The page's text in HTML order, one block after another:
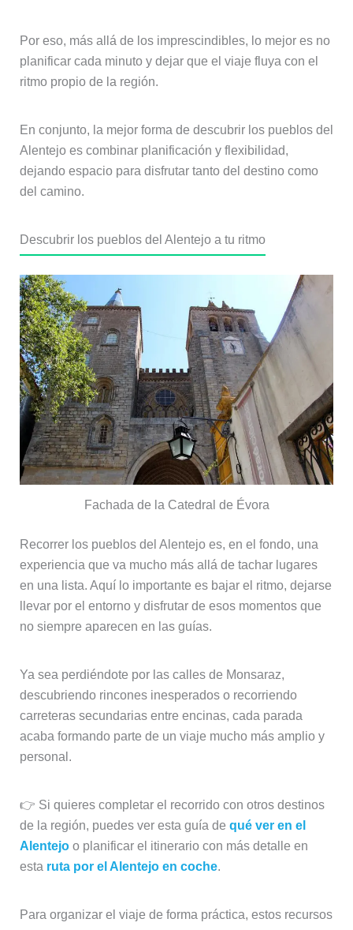
Por eso, más allá de los imprescindibles, lo mejor es no
planificar cada minuto y dejar que el viaje fluya con el
ritmo propio de la región.
En conjunto, la mejor forma de descubrir los pueblos del
Alentejo es combinar planificación y flexibilidad,
dejando espacio para disfrutar tanto del destino como
del camino.
Descubrir los pueblos del Alentejo a tu ritmo
Fachada de la Catedral de Évora
Recorrer los pueblos del Alentejo es, en el fondo, una
experiencia que va mucho más allá de tachar lugares
en una lista. Aquí lo importante es bajar el ritmo, dejarse
llevar por el entorno y disfrutar de esos momentos que
no siempre aparecen en las guías.
Ya sea perdiéndote por las calles de Monsaraz,
descubriendo rincones inesperados o recorriendo
carreteras secundarias entre encinas, cada parada
acaba formando parte de un viaje mucho más amplio y
personal.
👉 Si quieres completar el recorrido con otros destinos
de la región, puedes ver esta guía de qué ver en el
Alentejoo planificar el itinerario con más detalle en
esta ruta por el Alentejo en coche.
Para organizar el viaje de forma práctica, estos recursos